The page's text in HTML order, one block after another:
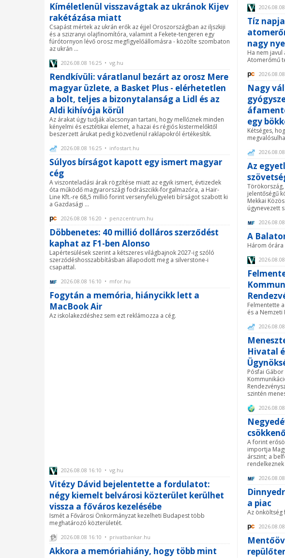
Kíméletlenül visszavágtak az ukránok Kijev
rakétázása miatt
Csapást mértek az ukrán erők az éjjel Oroszországban az iljszkiji
és a szizranyi olajfinomítóra, valamint a Fekete-tengeren egy
fúrótornyon lévő orosz megfigyelőállomásra - közölte szombaton
az ukrán ...
2026.08.08 16:25 • vg.hu
Rendkívüli: váratlanul bezárt az orosz Mere
magyar üzlete, a Basket Plus - elérhetetlen
a bolt, teljes a bizonytalanság a Lidl és az
Aldi kihívója körül
Az árakat úgy tudják alacsonyan tartani, hogy mellőznek minden
kényelmi és esztétikai elemet, a hazai és régiós kistermelőktől
beszerzett árukat pedig közvetlenül raklapokról értékesítik.
2026.08.08 16:25 • infostart.hu
Súlyos bírságot kapott egy ismert magyar
cég
A viszonteladási árak rögzítése miatt az egyik ismert, évtizedek
óta működő magyarországi fodrászcikk-forgalmazóra, a Hair-
Line Kft.-re 68,5 millió forint versenyfelügyeleti bírságot szabott ki
a Gazdasági ...
2026.08.08 16:20 • penzcentrum.hu
Döbbenetes: 40 millió dolláros szerződést
kaphat az F1-ben Alonso
Lapértesülések szerint a kétszeres világbajnok 2027-ig szóló
szerződéshosszabbításban állapodott meg a silverstone-i
csapattal.
2026.08.08 16:10 • mfor.hu
Fogytán a memória, hiánycikk lett a
MacBook Air
Az iskolakezdéshez sem ezt reklámozza a cég.
2026.08.08 16:10 • vg.hu
Vitézy Dávid bejelentette a fordulatot:
négy kiemelt belvárosi közterület kerülhet
vissza a főváros kezelésébe
Ismét a Fővárosi Önkormányzat kezelheti Budapest több
meghatározó közterületét.
2026.08.08 16:10 • privatbankar.hu
Akkora a memóriahiány, hogy több mint
Tíz
nagy
Ha nem
Atomerőmű
Nagy
egy
Kétséges,
Az
Törökország,
jelentőségű
Mekkai
úgynevezett
A
Három órára
Felmentette
és a Nemzeti
Hivatal
Pósfai
szintén
A forint
importja
árszint; a
rendelkeznek
a piac
Az önköltség